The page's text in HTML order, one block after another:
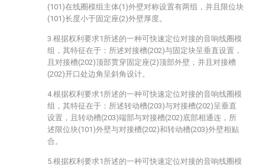
(101)在线圈模组主体(1)外壁对称设置有两组，并且限位块
(101)长度小于固定座(2)外壁厚度。
3.根据权利要求1所述的一种可快速定位对接的音响线圈模
组，其特征在于：所述对接槽(202)与固定块呈垂直设置，
且对接槽(202)顶部贯穿固定座(2)顶部外壁，并且对接槽
(202)开口处边角呈斜角设计。
4.根据权利要求1所述的一种可快速定位对接的音响线圈模
组，其特征在于：所述转动槽(203)与对接槽(202)呈垂直
设置，且转动槽(203)端部与对接槽(202)底部相通连，所
述限位块(101)外壁与对接槽(202)和转动槽(203)外壁相贴
合。
5.根据权利要求1所述的一种可快速定位对接的音响线圈模